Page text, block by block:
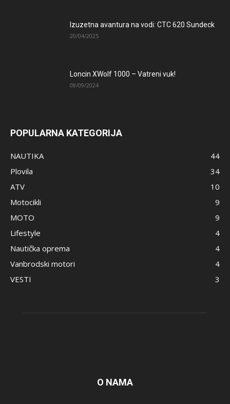
Izuzetna avantura na vodi: CTC 620 Sundeck
20/04/2025
Loncin XWolf 1000 – Vatreni vuk!
08/09/2024
POPULARNA KATEGORIJA
NAUTIKA
44
Plovila
34
ATV
10
Motocikli
9
MOTO
9
Lifestyle
4
Nautička oprema
4
Vanbrodski motori
4
VESTI
3
O NAMA